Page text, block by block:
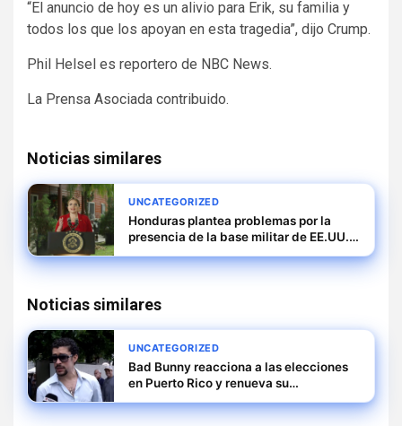
“El anuncio de hoy es un alivio para Erik, su familia y
todos los que los apoyan en esta tragedia”, dijo Crump.
Phil Helsel es reportero de NBC News.
La Prensa Asociada contribuido.
Noticias similares
UNCATEGORIZED
Honduras plantea problemas por la
presencia de la base militar de EE.UU.
ante posibles deportaciones masivas
Noticias similares
UNCATEGORIZED
Bad Bunny reacciona a las elecciones
en Puerto Rico y renueva su
compromiso con la isla